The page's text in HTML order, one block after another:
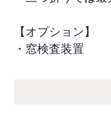
【オプション】
・窓検査装置